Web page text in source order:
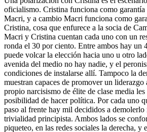
oficialismo. Cristina funciona como garantía
Macri, y a cambio Macri funciona como
Cristina, cosa que enfurece a la socia de
Macri y Cristina cuentan cada uno con un
ronda el 30 por ciento. Entre ambos hay un
puede volcar la elección hacia uno u otro
avenida del medio no hay nadie, y el
condiciones de instalarse allí. Tampoco la
muestran capaces de promover un
propio narcisismo de élite de clase media
posibilidad de hacer política. Por cada uno
paso al frente hay mil decididos a
trivialidad principista. Ambos lados se
piqueteo, en las redes sociales la derecha, y